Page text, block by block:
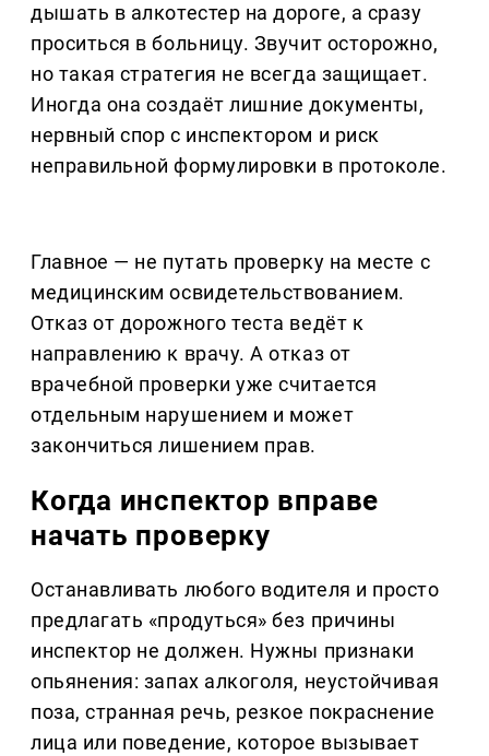
дышать в алкотестер на дороге, а сразу
проситься в больницу. Звучит осторожно,
но такая стратегия не всегда защищает.
Иногда она создаёт лишние документы,
нервный спор с инспектором и риск
неправильной формулировки в протоколе.
Главное — не путать проверку на месте с
медицинским освидетельствованием.
Отказ от дорожного теста ведёт к
направлению к врачу. А отказ от
врачебной проверки уже считается
отдельным нарушением и может
закончиться лишением прав.
Когда инспектор вправе
начать проверку
Останавливать любого водителя и просто
предлагать «продуться» без причины
инспектор не должен. Нужны признаки
опьянения: запах алкоголя, неустойчивая
поза, странная речь, резкое покраснение
лица или поведение, которое вызывает